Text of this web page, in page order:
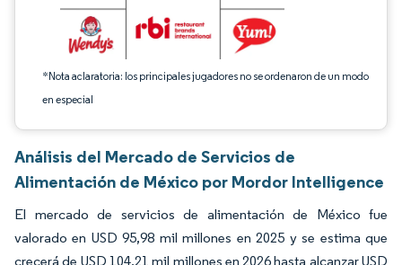
*Nota aclaratoria: los principales jugadores no se ordenaron de un modo
en especial
Análisis del Mercado de Servicios de
Alimentación de México por Mordor Intelligence
El mercado de servicios de alimentación de México fue
valorado en USD 95,98 mil millones en 2025 y se estima que
crecerá de USD 104,21 mil millones en 2026 hasta alcanzar USD